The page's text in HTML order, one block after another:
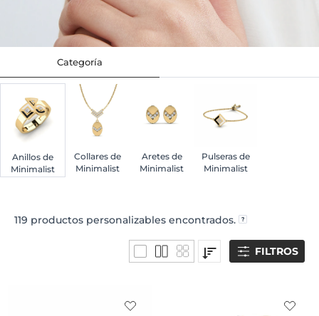
Categoría
Anillos de
Minimalist
Collares de
Minimalist
Aretes de
Minimalist
Pulseras de
Minimalist
119 productos personalizables encontrados.
FILTROS